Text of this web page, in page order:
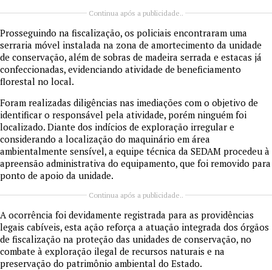
Continua após a publicidade..
Prosseguindo na fiscalização, os policiais encontraram uma
serraria móvel instalada na zona de amortecimento da unidade
de conservação, além de sobras de madeira serrada e estacas já
confeccionadas, evidenciando atividade de beneficiamento
florestal no local.
Foram realizadas diligências nas imediações com o objetivo de
identificar o responsável pela atividade, porém ninguém foi
localizado. Diante dos indícios de exploração irregular e
considerando a localização do maquinário em área
ambientalmente sensível, a equipe técnica da SEDAM procedeu à
apreensão administrativa do equipamento, que foi removido para
ponto de apoio da unidade.
Continua após a publicidade..
A ocorrência foi devidamente registrada para as providências
legais cabíveis, esta ação reforça a atuação integrada dos órgãos
de fiscalização na proteção das unidades de conservação, no
combate à exploração ilegal de recursos naturais e na
preservação do patrimônio ambiental do Estado.